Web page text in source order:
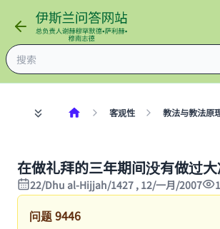
客观性 教法与教法原
在做礼拜的三年期间没有做过大
22/Dhu al-Hijjah/1427 , 12/一月/2007
问题9446